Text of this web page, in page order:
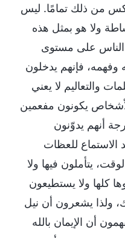
من ذلك تمامًا. ليس
ولا هو بمثل هذه
الناس على مستوى
وفهمه، فإنهم يدخلون
والتعاليم لا يعني
يكونون مفعمين
أنهم يدوّنون
الاستماع للعظات
يتأملون فيها ولا
كلها ولا يستطيعون
ولذا يشعرون أن نيل
أن الإيمان بالله